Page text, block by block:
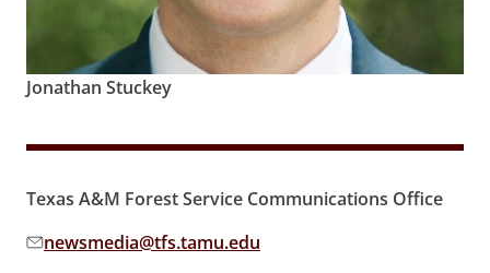
Jonathan Stuckey
Texas A&M Forest Service Communications Office
Email address:
newsmedia@tfs.tamu.edu